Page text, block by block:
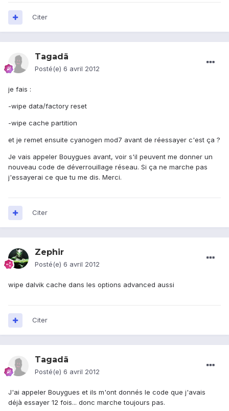
Citer
Tagadä
Posté(e) 6 avril 2012
je fais :
-wipe data/factory reset
-wipe cache partition
et je remet ensuite cyanogen mod7 avant de réessayer c'est ça ?
Je vais appeler Bouygues avant, voir s'il peuvent me donner un
nouveau code de déverrouillage réseau. Si ça ne marche pas
j'essayerai ce que tu me dis. Merci.
Citer
Zephir
Posté(e) 6 avril 2012
wipe dalvik cache dans les options advanced aussi
Citer
Tagadä
Posté(e) 6 avril 2012
J'ai appeler Bouygues et ils m'ont donnés le code que j'avais
déjà essayer 12 fois... donc marche toujours pas.